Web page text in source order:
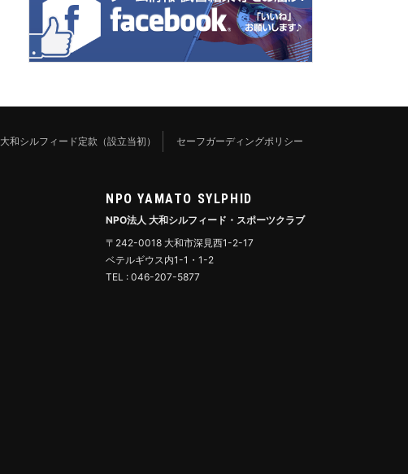
大和シルフィード定款（設立当初） セーフガーディングポリシー
NPO YAMATO SYLPHID
NPO法人 大和シルフィード・スポーツクラブ
〒242-0018 大和市深見西1-2-17
ベテルギウス内1-1・1-2
TEL : 046-207-5877